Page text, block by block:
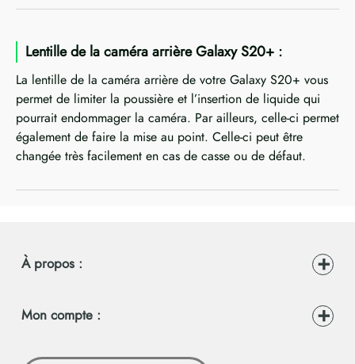
Lentille de la caméra arrière Galaxy S20+ :
La lentille de la caméra arrière de votre Galaxy S20+ vous
permet de limiter la poussière et l’insertion de liquide qui
pourrait endommager la caméra. Par ailleurs, celle-ci permet
également de faire la mise au point. Celle-ci peut être
changée très facilement en cas de casse ou de défaut.
À propos :
Mon compte :